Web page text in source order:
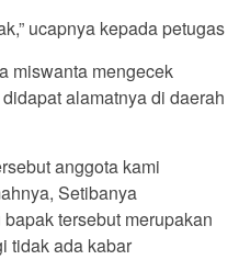
ucapnya kepada petugas
miswanta mengecek
alamatnya di daerah
anggota kami
Setibanya
tersebut merupakan
tidak ada kabar